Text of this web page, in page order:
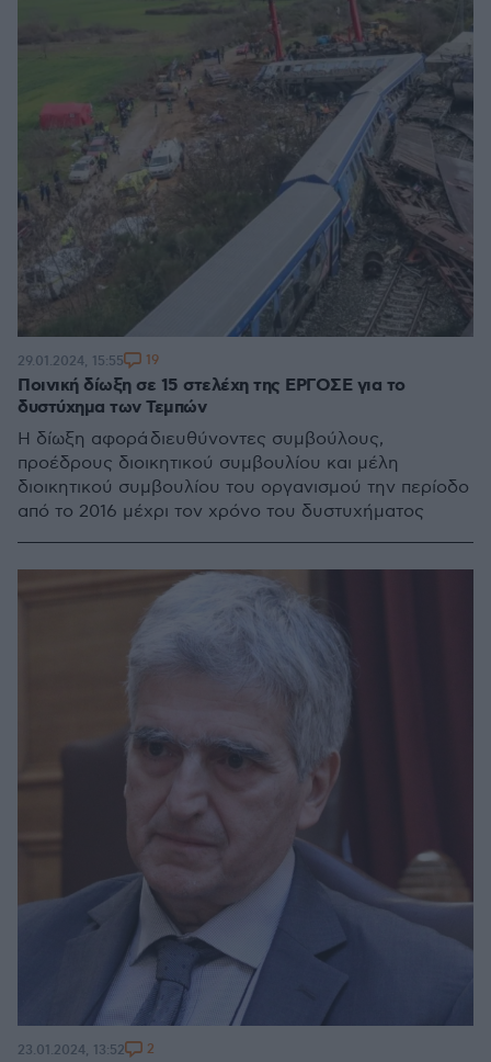
Ποινική δίωξη σε 15 στελέχη της ΕΡΓΟΣΕ για το
δυστύχημα των Τεμπών
Η δίωξη αφορά διευθύνοντες συμβούλους,
προέδρους διοικητικού συμβουλίου και μέλη
διοικητικού συμβουλίου του οργανισμού την περίοδο
από το 2016 μέχρι τον χρόνο του δυστυχήματος
29.01.2024, 15:55 19
23.01.2024, 13:52 2